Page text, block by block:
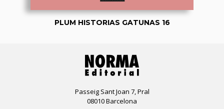
PLUM HISTORIAS GATUNAS 16
Passeig Sant Joan 7, Pral
08010 Barcelona